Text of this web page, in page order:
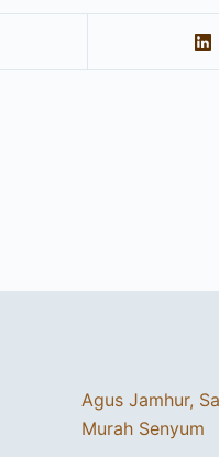
Agus Jamhur,
Murah Senyum